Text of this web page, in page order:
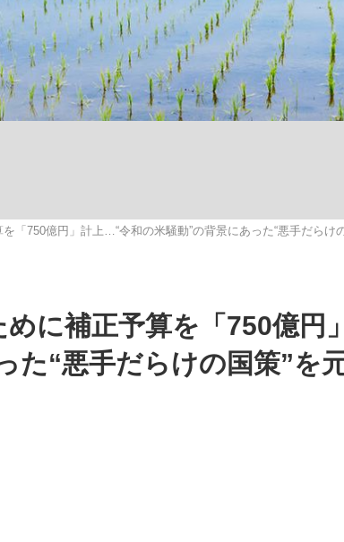
て明かした日本代表監督に... 「最悪の空気
「750億円」計上…“令和の米騒動”の背景にあった“悪手だらけ
に補正予算を「750億円
た“悪手だらけの国策”を